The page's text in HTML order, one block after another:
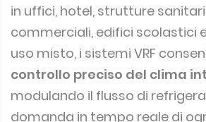
in uffici, hotel, strutture
commerciali, edifici scolastici
uso misto, i sistemi VRF
controllo preciso del clima
modulando il flusso di
domanda in tempo reale di